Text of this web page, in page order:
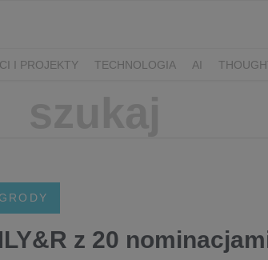
I PROJEKTY TECHNOLOGIA AI
z 20